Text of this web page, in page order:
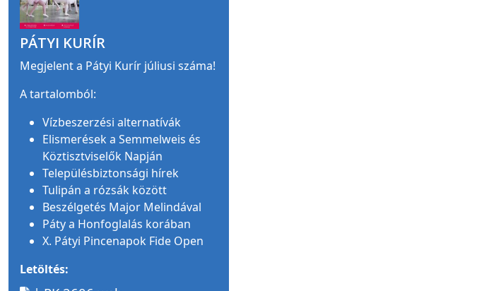
PÁTYI KURÍR
Megjelent a Pátyi Kurír júliusi száma!
A tartalomból:
Vízbeszerzési alternatívák
Elismerések a Semmelweis és
Köztisztviselők Napján
Településbiztonsági hírek
Tulipán a rózsák között
Beszélgetés Major Melindával
Páty a Honfoglalás korában
X. Pátyi Pincenapok Fide Open
Letöltés: